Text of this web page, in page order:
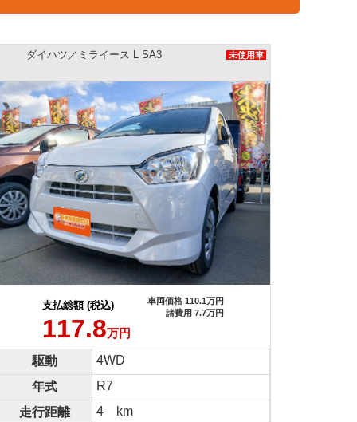
ダイハツ／ミライース L SA3 未使用車
支払総額 (税込)
117.8万円
車両価格 110.1万円
諸費用 7.7万円
駆動
4WD
年式
R7
走行距離
4 km